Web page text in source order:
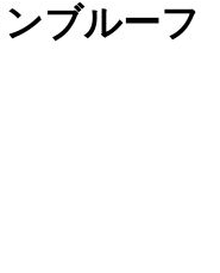
ブルーフ